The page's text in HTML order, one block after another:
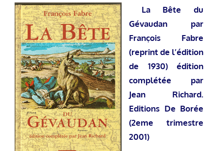
La Bête du
Gévaudan par
François Fabre
(reprint de l’édition
de 1930) édition
complétée par
Jean Richard.
Editions De Borée
(2eme trimestre
2001)